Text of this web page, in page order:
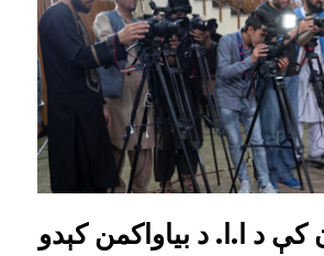
کې د ا.ا. د بیاواکمن کېدو